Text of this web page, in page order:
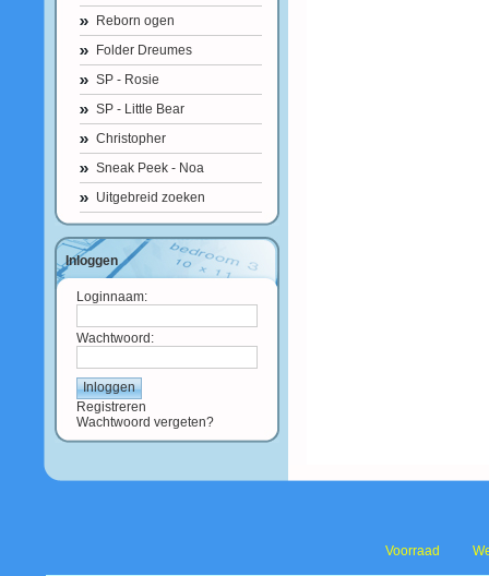
Reborn ogen
Folder Dreumes
SP - Rosie
SP - Little Bear
Christopher
Sneak Peek - Noa
Uitgebreid zoeken
Inloggen
Loginnaam:
Wachtwoord:
Registreren
Wachtwoord vergeten?
Voorraad